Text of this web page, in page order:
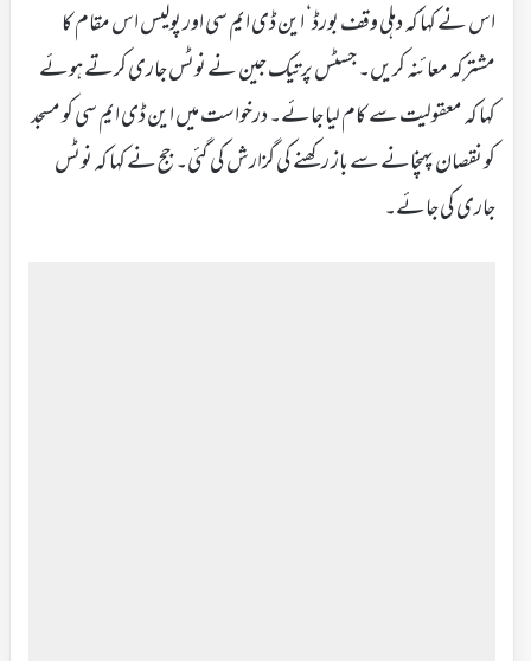
اس نے کہا کہ دہلی وقف بورڈ‘ این ڈی ایم سی اور پولیس اس مقام کا
مشترکہ معائنہ کریں۔ جسٹس پرتیک جین نے نوٹس جاری کرتے ہوئے
کہا کہ معقولیت سے کام لیا جائے۔ درخواست میں این ڈی ایم سی کو مسجد
کو نقصان پہنچانے سے باز رکھنے کی گزارش کی گئی۔ جج نے کہا کہ نوٹس
جاری کی جائے۔